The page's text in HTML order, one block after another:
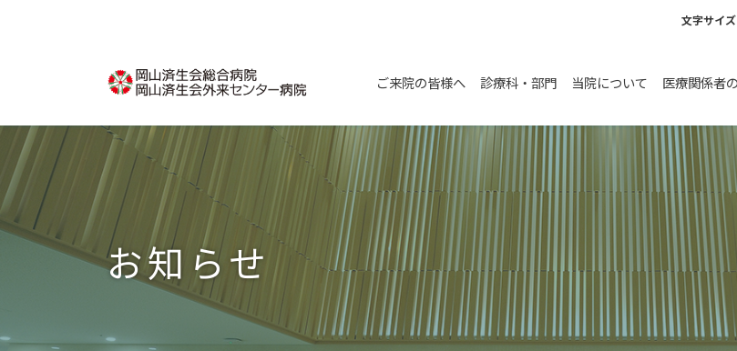
ッ
プ
移
動
文字サイズ
ご来院の皆様へ 診療科・部門 当院について 医療関係者
お知らせ